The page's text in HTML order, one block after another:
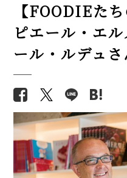
【FOODIEた
ピエール・エ
ール・ルデュさ